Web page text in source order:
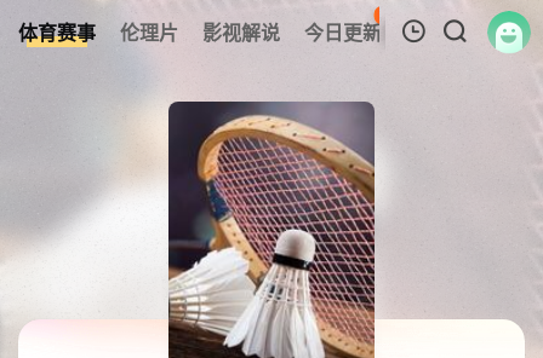
体育赛事 伦理片 影视解说 今日更新 热榜
我的观影记录
暂无观看影片的记录